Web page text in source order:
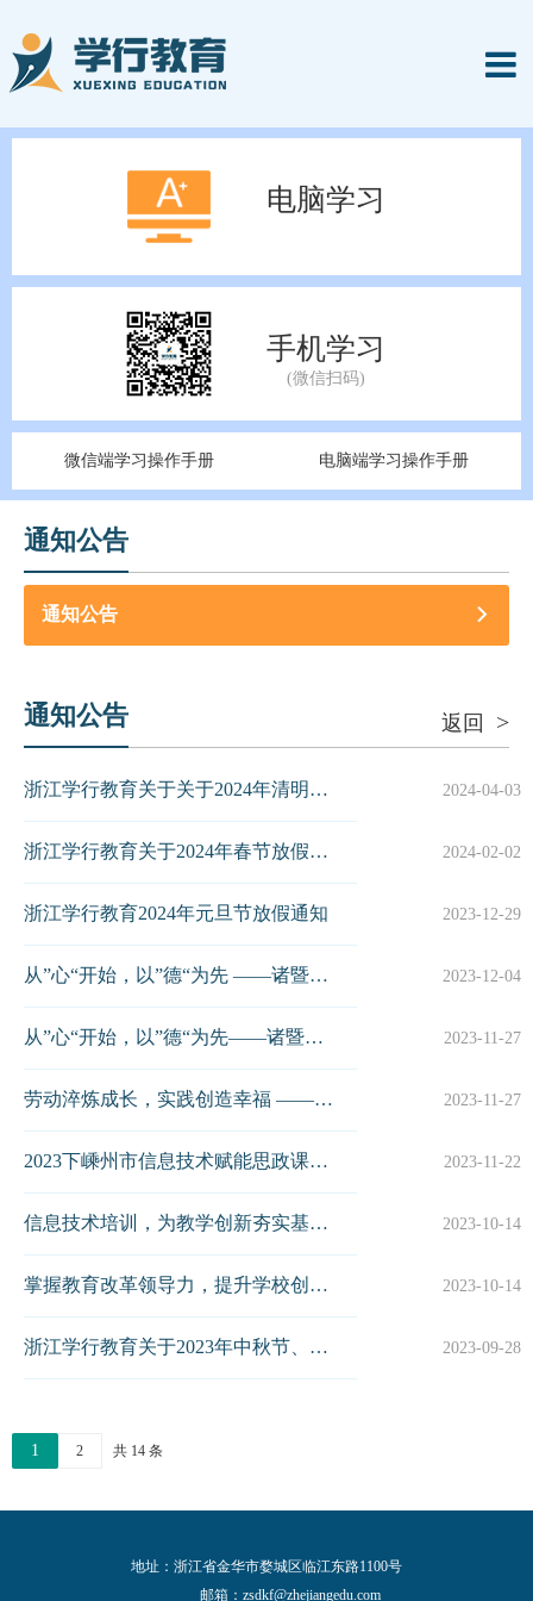
电脑学习
手机学习
微信端学习操作手册 电脑端学习操作手册
通知公告
通知公告
通知公告 返回 >
浙江学行教育关于关于2024年清明放假安排通知 2024-04-03
浙江学行教育关于2024年春节放假安排的通知 2024-02-02
浙江学行教育2024年元旦节放假通知 2023-12-29
从”心“开始，以”德“为先 ——诸暨市高中教师通识培训第二期新闻稿 2023-12-04
从”心“开始，以”德“为先——诸暨市高中教师通识培训新闻稿 2023-11-27
劳动淬炼成长，实践创造幸福 ——记2023下南浔区劳动教育素养提升培训活动 2023-11-27
2023下嵊州市信息技术赋能思政课教育教学改革创新培训圆满落幕 2023-11-22
信息技术培训，为教学创新夯实基础——2023下嵊州市中小学信息技术90学分培训 2023-10-14
掌握教育改革领导力，提升学校创新水平——2023下嵊州市乡镇街道副校长教育改革创新与领导力提升90学分培训 2023-10-14
浙江学行教育关于2023年中秋节、国庆节放假安排通知 2023-09-28
1 2 共 14 条
地址：浙江省金华市婺城区临江东路1100号
邮箱： zsdkf@zhejiangedu.com